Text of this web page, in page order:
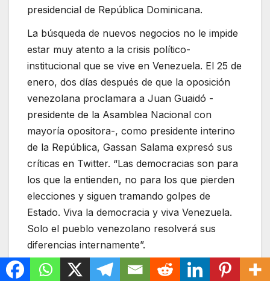
presidencial de República Dominicana.
La búsqueda de nuevos negocios no le impide
estar muy atento a la crisis político-
institucional que se vive en Venezuela. El 25 de
enero, dos días después de que la oposición
venezolana proclamara a Juan Guaidó -
presidente de la Asamblea Nacional con
mayoría opositora-, como presidente interino
de la República, Gassan Salama expresó sus
críticas en Twitter. “Las democracias son para
los que la entienden, no para los que pierden
elecciones y siguen tramando golpes de
Estado. Viva la democracia y viva Venezuela.
Solo el pueblo venezolano resolverá sus
diferencias internamente”.